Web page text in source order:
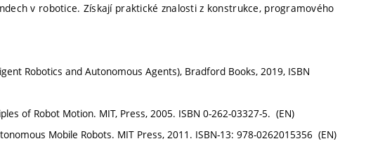
v robotice. Získají praktické znalosti z konstrukce, programového
Robotics and Autonomous Agents), Bradford Books, 2019, ISBN
of Robot Motion. MIT, Press, 2005. ISBN 0-262-03327-5. (EN)
Mobile Robots. MIT Press, 2011. ISBN-13: 978-0262015356 (EN)